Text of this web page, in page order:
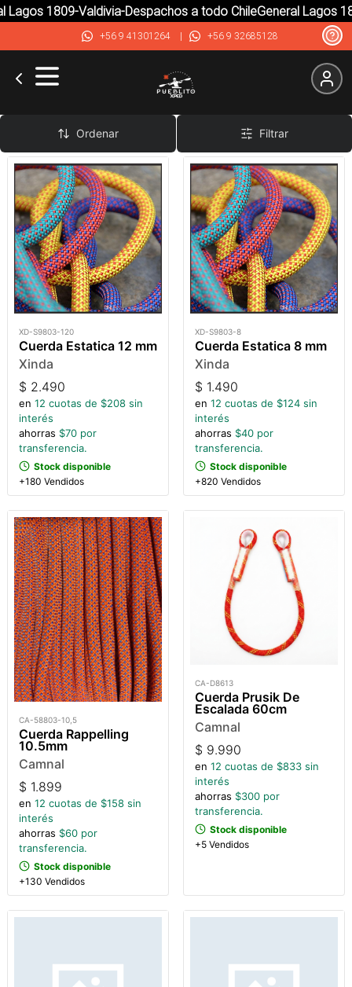
Lagos 1809-Valdivia-Despachos a todo ChileGeneral Lagos
+56 9 41301264| +56 9 32685128
Cuerdas
Ordenar Filtrar
XD-S9803-120
Cuerda Estatica 12 mm
Xinda
$ 2.490
en 12 cuotas de $208 sin
interés
ahorras $70 por
transferencia.
Stock disponible
+180 Vendidos
XD-S9803-8
Cuerda Estatica 8 mm
Xinda
$ 1.490
en 12 cuotas de $124 sin
interés
ahorras $40 por
transferencia.
Stock disponible
+820 Vendidos
CA-58803-10,5
Cuerda Rappelling
10.5mm
Camnal
$ 1.899
en 12 cuotas de $158 sin
interés
ahorras $60 por
transferencia.
Stock disponible
+130 Vendidos
CA-D8613
Cuerda Prusik De
Escalada 60cm
Camnal
$ 9.990
en 12 cuotas de $833 sin
interés
ahorras $300 por
transferencia.
Stock disponible
+5 Vendidos